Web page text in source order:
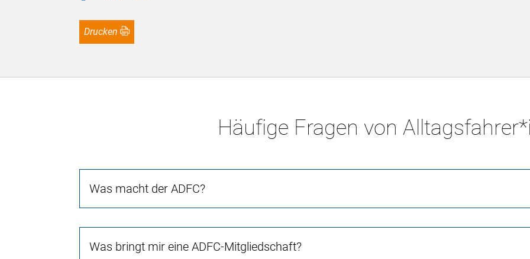
Drucken
Häufige Fragen von
Was macht der ADFC?
Was bringt mir eine ADFC-Mitgliedschaft?